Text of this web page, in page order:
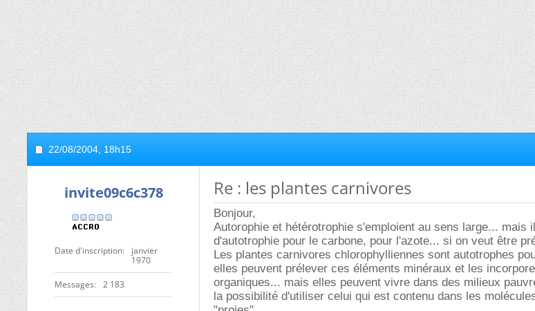
22/08/2004, 18h15
invite09c6c378
Date d'inscription
janvier
1970
Messages 2 183
Re : les plantes carnivores
Bonjour,
Autorophie et hétérotrophie s'emploient au sens large... mais
d'autotrophie pour le carbone, pour l'azote... si on veut être
Les plantes carnivores chlorophylliennes sont autotrophes
elles peuvent prélever ces éléments minéraux et les
organiques... mais elles peuvent vivre dans des milieux
la possibilité d'utiliser celui qui est contenu dans les